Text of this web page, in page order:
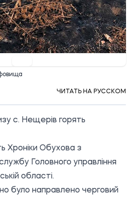
ЧИТАТЬ НА РУССКОМ
с. Нещерів горять
Хроніки Обухова з
Головного управління
області.
було направлено черговий